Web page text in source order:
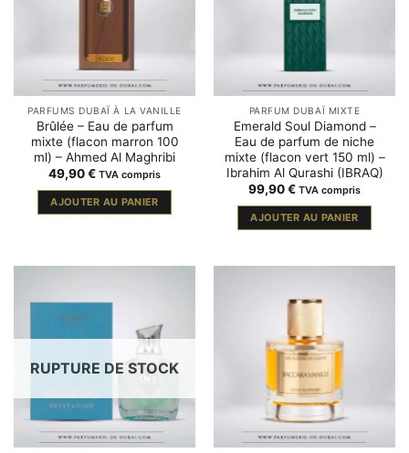
PARFUMS DUBAÏ À LA VANILLE
Brûlée – Eau de parfum
mixte (flacon marron 100
ml) – Ahmed Al Maghribi
49,90€ TVA compris
AJOUTER AU PANIER
PARFUM DUBAÏ MIXTE
Emerald Soul Diamond –
Eau de parfum de niche
mixte (flacon vert 150 ml) –
Ibrahim Al Qurashi (IBRAQ)
99,90€ TVA compris
AJOUTER AU PANIER
RUPTURE DE STOCK